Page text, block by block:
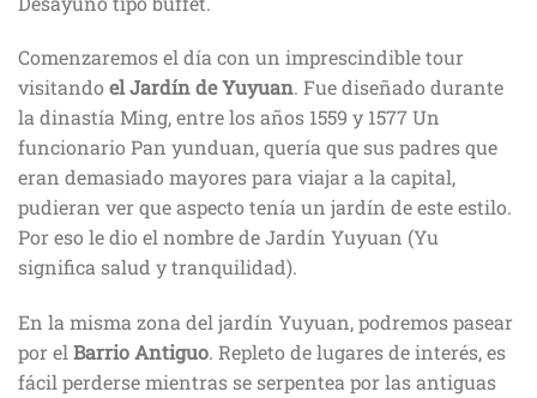
Comenzaremos el día con un imprescindible tour
visitando el Jardín de Yuyuan. Fue diseñado durante
la dinastía Ming, entre los años 1559 y 1577 Un
funcionario Pan yunduan, quería que sus padres que
eran demasiado mayores para viajar a la capital,
pudieran ver que aspecto tenía un jardín de este estilo.
Por eso le dio el nombre de Jardín Yuyuan (Yu
significa salud y tranquilidad).
En la misma zona del jardín Yuyuan, podremos pasear
por el Barrio Antiguo. Repleto de lugares de interés, es
fácil perderse mientras se serpentea por las antiguas